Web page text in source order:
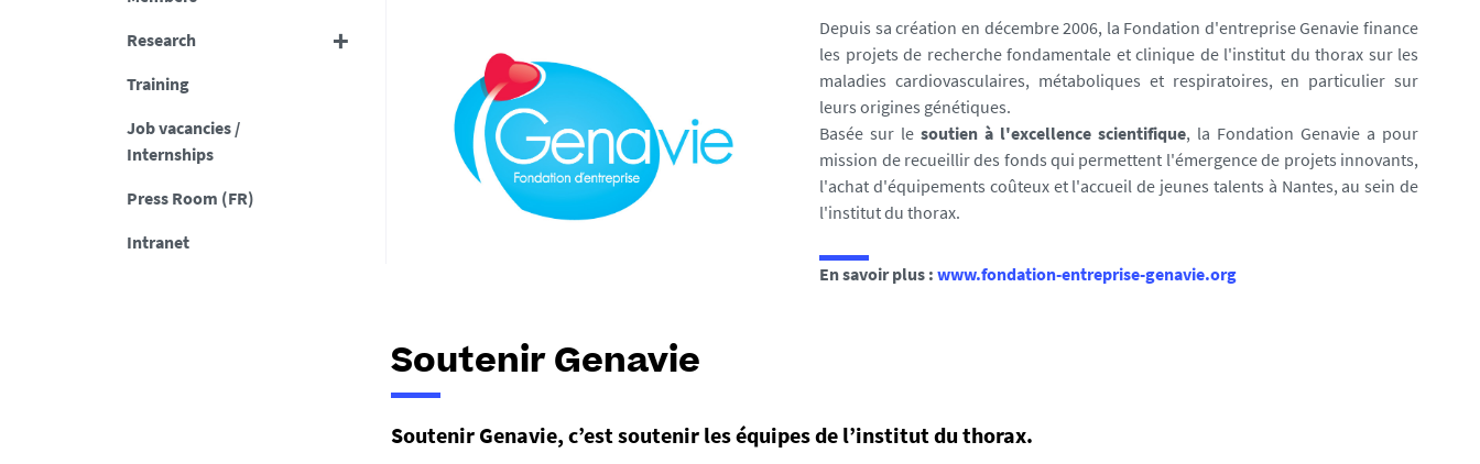
Research
Training
Job vacancies /
Internships
Press Room (FR)
Intranet
Depuis sa création en décembre 2006, la Fondation d'entreprise Genavie finance
les projets de recherche fondamentale et clinique de l'institut du thorax sur les
maladies cardiovasculaires, métaboliques et respiratoires, en particulier sur
leurs origines génétiques.
Basée sur lesoutien à l'excellence scientifique, la Fondation Genavie a pour
mission de recueillir des fonds qui permettent l'émergence de projets innovants,
l'achat d'équipements coûteux et l'accueil de jeunes talents à Nantes, au sein de
l'institut du thorax.
En savoir plus :www.fondation-entreprise-genavie.org
Soutenir Genavie
Soutenir Genavie, c’est soutenir les équipes de l’institut du thorax.